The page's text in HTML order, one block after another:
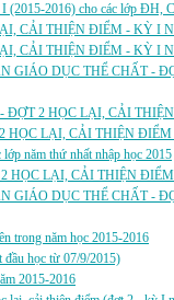
(2015-2016) cho các lớp ĐH,
CẢI THIỆN ĐIỂM - KỲ I
CẢI THIỆN ĐIỂM - KỲ I
GIÁO DỤC THỂ CHẤT -
ĐỢT 2 HỌC LẠI, CẢI
HỌC LẠI, CẢI THIỆN
năm thứ nhất nhập học 2015
HỌC LẠI, CẢI THIỆN
GIÁO DỤC THỂ CHẤT -
trong năm học 2015-2016
học từ 07/9/2015)
2015-2016